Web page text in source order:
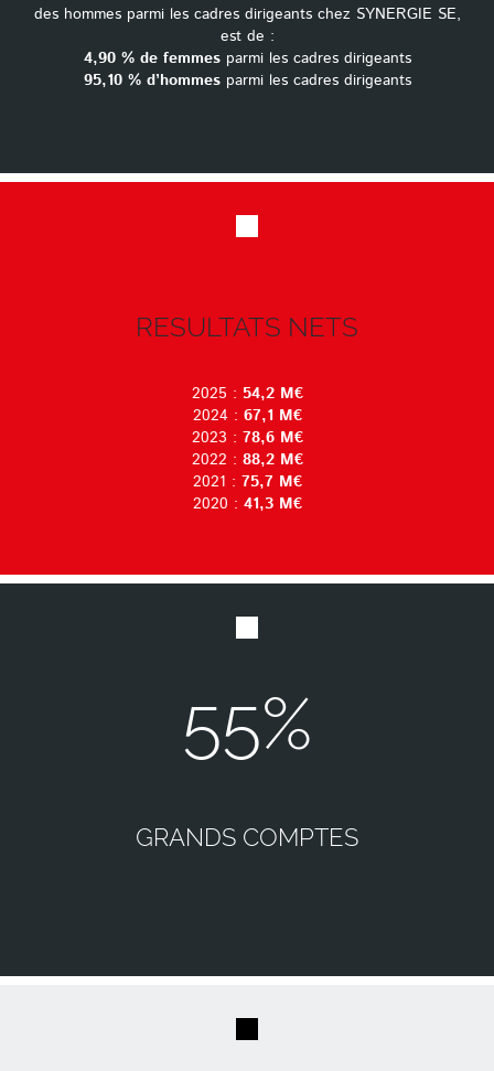
des hommes parmi les cadres dirigeants chez SYNERGIE SE,
est de :
4,90 % de femmesparmi les cadres dirigeants
95,10 % d’hommesparmi les cadres dirigeants
RESULTATS NETS
2025 : 54,2 M€
2024 : 67,1 M€
2023 : 78,6 M€
2022 : 88,2 M€
2021 : 75,7 M€
2020 : 41,3 M€
55%
​​​​​​GRANDS COMPTES